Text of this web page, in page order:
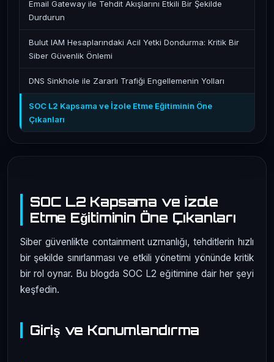
SOC L2 Kapsama ve İzole
Etme Eğitiminin Öne Çıkanları
Siber güvenlikte containment uzmanlığı, tehditlerin hızlı
bir şekilde sınırlanması ve etkili yönetimi yönünde kritik
bir rol oynar. Bu blogda SOC L2 eğitimine dair her şeyi
keşfedin.
Giriş ve Konumlandırma
Email Gateway ile Tehdit Akışlarını Etkili Bir Şekilde
Durdurun
Bulut IAM Hesaplarındaki Acil Yetki Dondurma: Kritik Bir
Siber Güvenlik Önlemi
DNS Sinkhole ile Zararlı Trafiği Engellemenin Yolları
SOC L2 Kapsama ve İzole Etme Eğitiminin Öne
Çıkanları